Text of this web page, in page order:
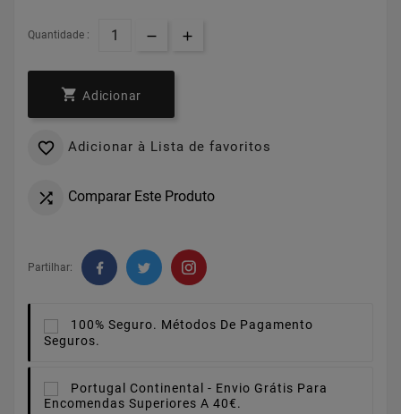
Quantidade :
 Adicionar
 Adicionar à Lista de favoritos
 Comparar Este Produto
Partilhar:
100% Seguro. Métodos De Pagamento
Seguros.
Portugal Continental - Envio Grátis Para
Encomendas Superiores A 40€.